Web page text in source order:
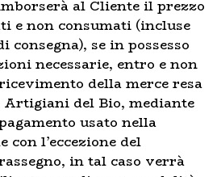
al Cliente il prezzo
e non consumati (incluse
consegna), se in possesso
necessarie, entro e non
della merce resa
del Bio, mediante
usato nella
l’eccezione del
in tal caso verrà